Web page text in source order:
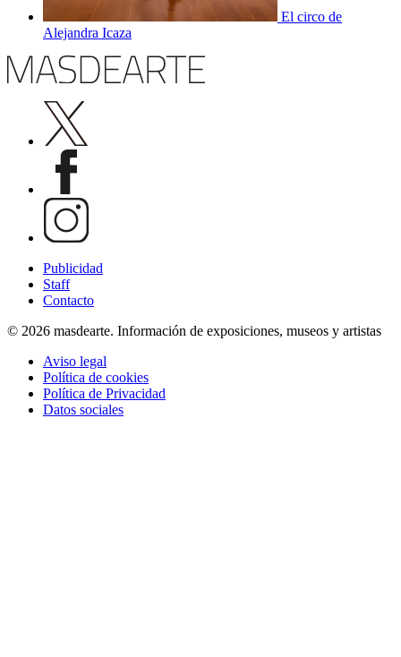
El circo de
Alejandra Icaza
Publicidad
Staff
Contacto
© 2026 masdearte. Información de exposiciones, museos y artistas
Aviso legal
Política de cookies
Política de Privacidad
Datos sociales